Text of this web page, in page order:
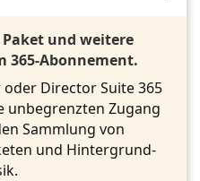
Paket und weitere
365-Abonnement.
Director Suite 365
unbegrenzten Zugang
Sammlung von
und Hintergrund-